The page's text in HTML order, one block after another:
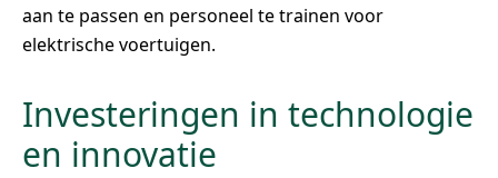
aan te passen en personeel te trainen voor
elektrische voertuigen.
Investeringen in technologie
en innovatie